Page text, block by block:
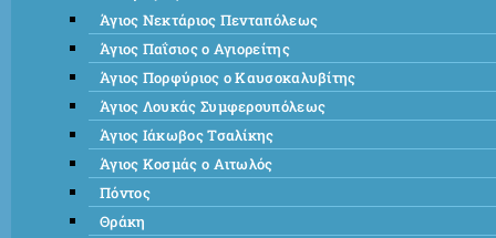
Άγιος Νεκτάριος Πενταπόλεως
Άγιος Παΐσιος ο Αγιορείτης
Άγιος Πορφύριος ο Καυσοκαλυβίτης
Άγιος Λουκάς Συμφερουπόλεως
Άγιος Ιάκωβος Τσαλίκης
Άγιος Κοσμάς ο Αιτωλός
Πόντος
Θράκη